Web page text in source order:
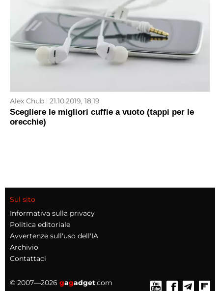
Alex Chub 21.10.2019, 18:19
Scegliere le migliori cuffie a vuoto (tappi per le
orecchie)
Sul sito
Informativa sulla privacy
Politica editoriale
Avvertenze sull'uso dell'IA
Archivio
Contattaci
© 2007—2026 gagadget.com